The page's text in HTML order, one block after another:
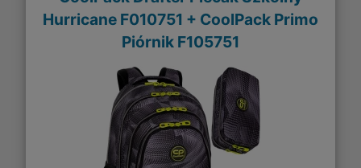
Hurricane F010751 + CoolPack Primo
Piórnik F105751